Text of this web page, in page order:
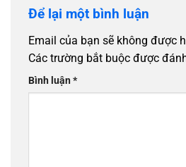
Để lại một bình luận
Email của bạn sẽ không được
Các trường bắt buộc được
Bình luận*